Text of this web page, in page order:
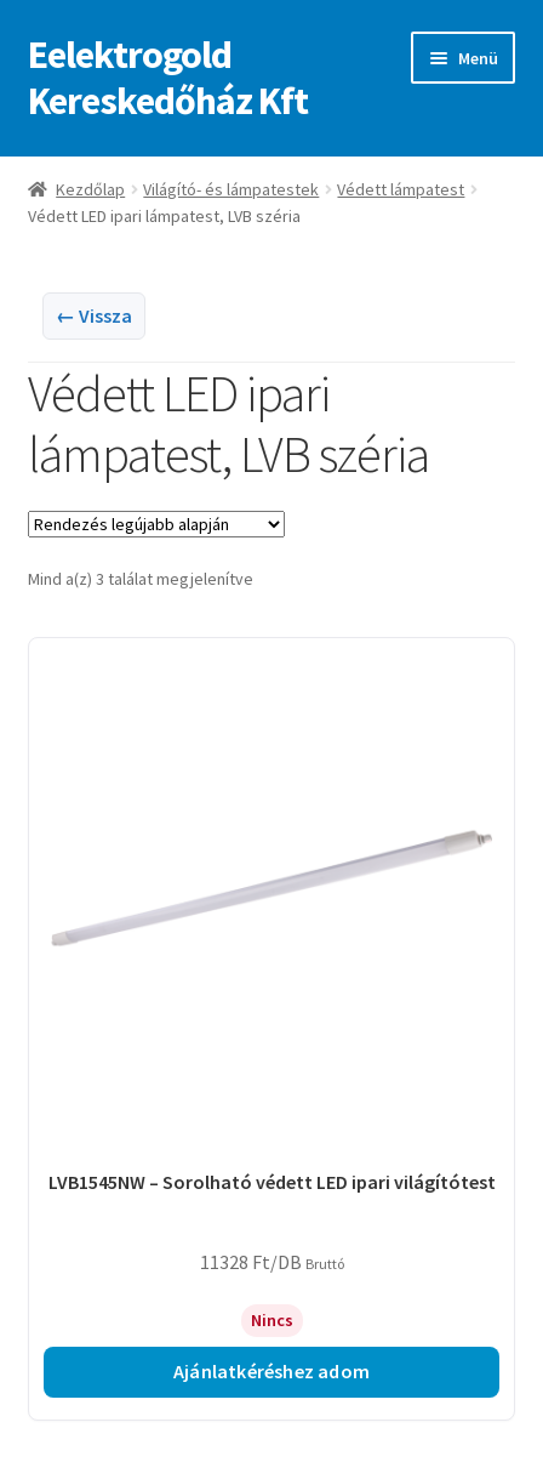
Ugrás
a
navigációhoz
Kilépés
a
tartalomba
Eelektrogold
Kereskedőház Kft
Menü
Kezdőlap
A fiókom
ajanlatkeres
Kezdőlap Világító- és lámpatestek
Védett lámpatest
Védett LED ipari lámpatest, LVB széria
← Vissza
Védett LED ipari
lámpatest, LVB széria
Mind a(z) 3 találat megjelenítveSorted
LVB1545NW – Sorolható védett LED ipari világítótest
11328 Ft/DB Bruttó
Nincs
Ajánlatkéréshez adom